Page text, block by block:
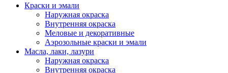
Краски и эмали
Наружная окраска
Внутренняя окраска
Меловые и декоративные
Аэрозольные краски и эмали
Масла, лаки, лазури
Наружная окраска
Внутренняя окраска